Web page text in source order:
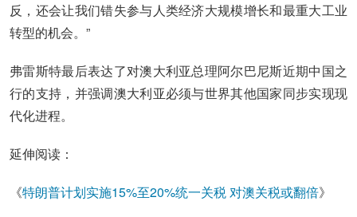
反，还会让我们错失参与人类经济大规模增长和最重大工业
转型的机会。”
弗雷斯特最后表达了对澳大利亚总理阿尔巴尼斯近期中国之
行的支持，并强调澳大利亚必须与世界其他国家同步实现现
代化进程。
延伸阅读：
《特朗普计划实施15%至20%统一关税 对澳关税或翻倍》